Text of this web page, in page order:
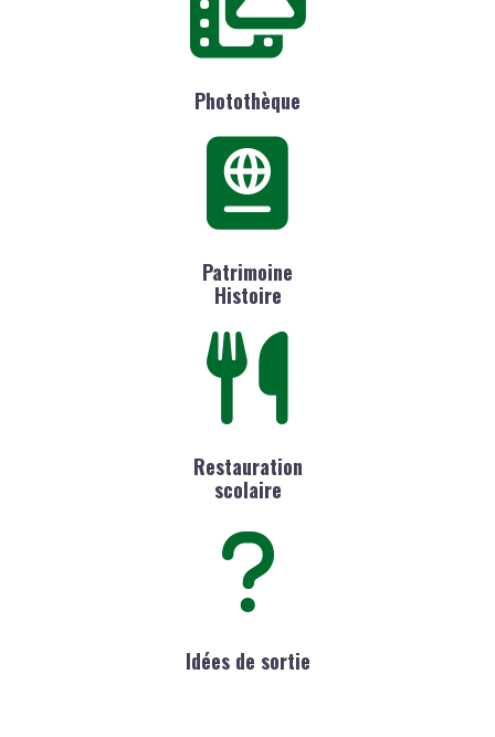
Photothèque
Patrimoine
Histoire
Restauration
scolaire
Idées de sortie